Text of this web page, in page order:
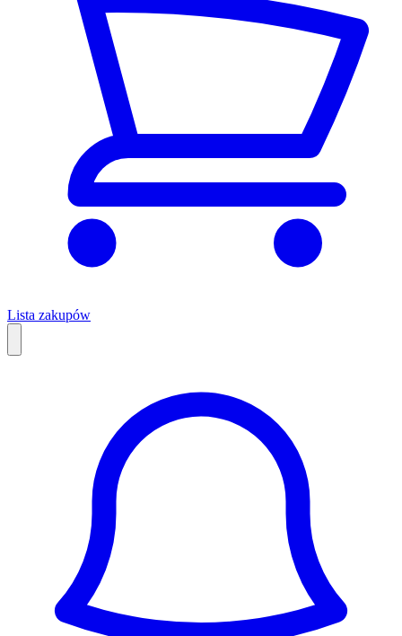
Lista zakupów